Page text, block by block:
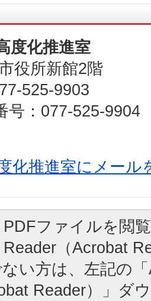
度化推進室
役所新館2階
525-9903
号：077-525-9904
化推進室にメール
PDFファイルを閲
Reader（Acrobat
い方は、左記の
Reader）」ダ